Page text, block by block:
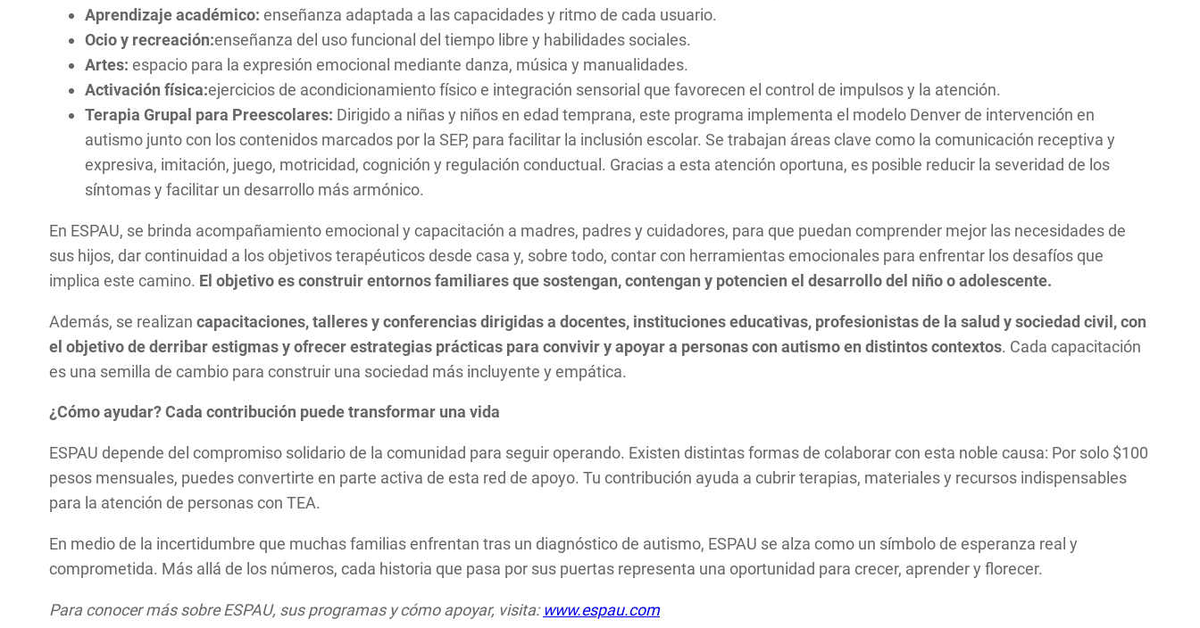
Aprendizaje académico:enseñanza adaptada a las capacidades y ritmo de cada usuario.
Ocio y recreación:enseñanza del uso funcional del tiempo libre y habilidades sociales.
Artes:espacio para la expresión emocional mediante danza, música y manualidades.
Activación física:ejercicios de acondicionamiento físico e integración sensorial que favorecen el control de impulsos y la atención.
Terapia Grupal para Preescolares: Dirigido a niñas y niños en edad temprana, este programa implementa el modelo Denver de intervención en
autismo junto con los contenidos marcados por la SEP, para facilitar la inclusión escolar. Se trabajan áreas clave como la comunicación receptiva y
expresiva, imitación, juego, motricidad, cognición y regulación conductual. Gracias a esta atención oportuna, es posible reducir la severidad de los
síntomas y facilitar un desarrollo más armónico.
En ESPAU, se brinda acompañamiento emocional y capacitación a madres, padres y cuidadores, para que puedan comprender mejor las necesidades de
sus hijos, dar continuidad a los objetivos terapéuticos desde casa y, sobre todo, contar con herramientas emocionales para enfrentar los desafíos que
implica este camino. El objetivo es construir entornos familiares que sostengan, contengan y potencien el desarrollo del niño o adolescente.
Además, se realizan capacitaciones, talleres y conferencias dirigidas a docentes, instituciones educativas, profesionistas de la salud y sociedad civil, con
el objetivo de derribar estigmas y ofrecer estrategias prácticas para convivir y apoyar a personas con autismo en distintos contextos. Cada capacitación
es una semilla de cambio para construir una sociedad más incluyente y empática.
¿Cómo ayudar? Cada contribución puede transformar una vida
ESPAU depende del compromiso solidario de la comunidad para seguir operando. Existen distintas formas de colaborar con esta noble causa: Por solo $100
pesos mensuales, puedes convertirte en parte activa de esta red de apoyo. Tu contribución ayuda a cubrir terapias, materiales y recursos indispensables
para la atención de personas con TEA.
En medio de la incertidumbre que muchas familias enfrentan tras un diagnóstico de autismo, ESPAU se alza como un símbolo de esperanza real y
comprometida. Más allá de los números, cada historia que pasa por sus puertas representa una oportunidad para crecer, aprender y florecer.
Para conocer más sobre ESPAU, sus programas y cómo apoyar, visita:www.espau.com